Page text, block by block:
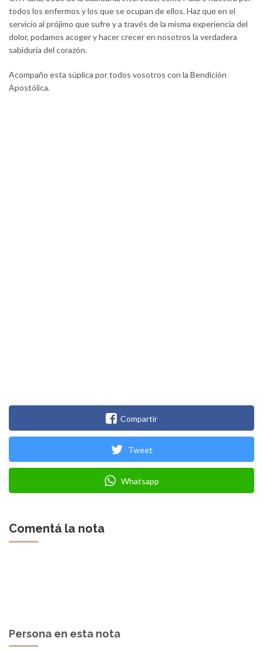
todos los enfermos y los que se ocupan de ellos. Haz que en el
servicio al prójimo que sufre y a través de la misma experiencia del
dolor, podamos acoger y hacer crecer en nosotros la verdadera
sabiduría del corazón.
Acompaño esta súplica por todos vosotros con la Bendición
Apostólica.
Compartir
Tweet
Whatsapp
Comentá la nota
Persona en esta nota